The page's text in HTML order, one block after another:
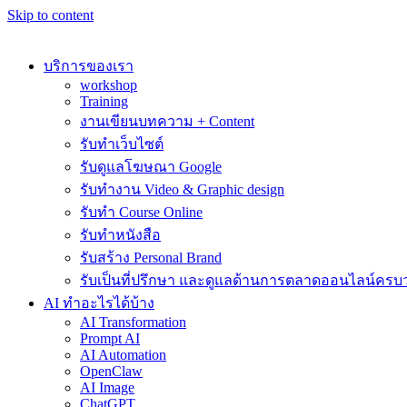
Skip to content
บริการของเรา
workshop
Training
งานเขียนบทความ + Content
รับทำเว็บไซต์
รับดูแลโฆษณา Google
รับทำงาน Video & Graphic design
รับทำ Course Online
รับทำหนังสือ
รับสร้าง Personal Brand
รับเป็นที่ปรึกษา และดูแลด้านการตลาดออนไลน์ครบ
AI ทำอะไรได้บ้าง
AI Transformation
Prompt AI
AI Automation
OpenClaw
AI Image
ChatGPT